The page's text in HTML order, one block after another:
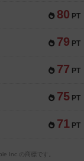
80 PT
79 PT
77 PT
75 PT
71 PT
Inc.の商標です。